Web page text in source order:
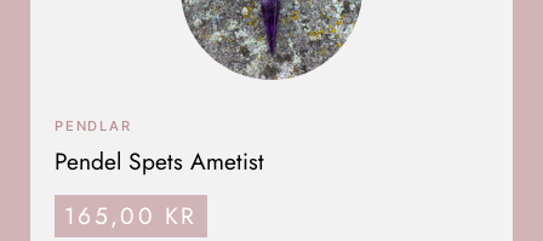
PENDLAR
Pendel Spets Ametist
165,00 KR